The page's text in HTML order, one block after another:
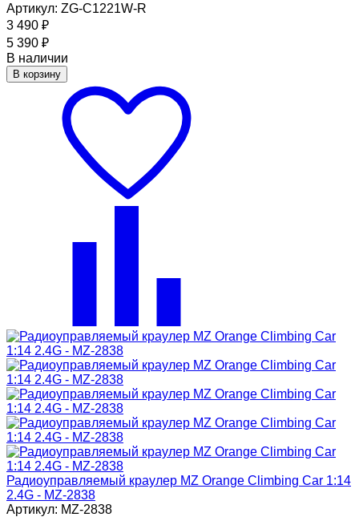
Артикул: ZG-C1221W-R
3 490 ₽
5 390 ₽
В наличии
В корзину
Радиоуправляемый краулер MZ Orange Climbing Car 1:14
2.4G - MZ-2838
Артикул: MZ-2838